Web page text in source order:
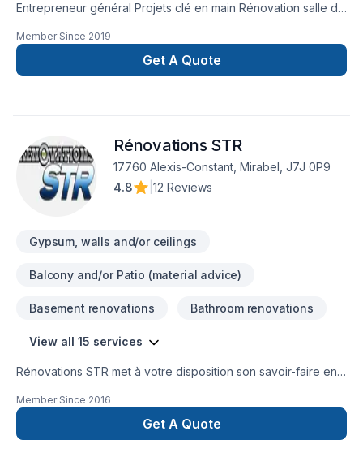
Entrepreneur général Projets clé en main Rénovation salle de
et une en Estrie pour mieux vous servir
Member Since 2019
Get A Quote
Rénovations STR
17760 Alexis-Constant, Mirabel, J7J 0P9
4.8
12 Reviews
Gypsum, walls and/or ceilings
Balcony and/or Patio (material advice)
Basement renovations Bathroom renovations
View all 15 services
Rénovations STR met à votre disposition son savoir-faire en
Démolition, Escalier et rampe, Foyer et poêle, Gypse,
Insonorisation, Meubles, Patio, Peinture, Plancher, Salle de
bain, Solarium, Soudeur, Sous-sol, Tirage de joint pour
Member Since 2016
Get A Quote